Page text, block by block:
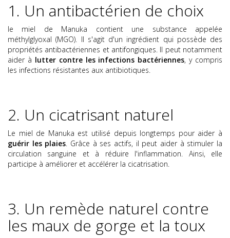
1. Un antibactérien de choix
le miel de Manuka contient une substance appelée
méthylglyoxal (MGO). Il s'agit d'un ingrédient qui possède des
propriétés antibactériennes et antifongiques. Il peut notamment
aider à lutter contre les infections bactériennes, y compris
les infections résistantes aux antibiotiques.
2. Un cicatrisant naturel
Le miel de Manuka est utilisé depuis longtemps pour aider à
guérir les plaies . Grâce à ses actifs, il peut aider à stimuler la
circulation sanguine et à réduire l'inflammation. Ainsi, elle
participe à améliorer et accélérer la cicatrisation.
3. Un remède naturel contre
les maux de gorge et la toux